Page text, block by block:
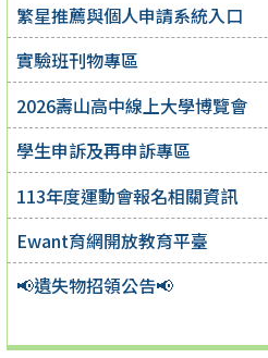
繁星推薦與個人申請系統入口
實驗班刊物專區
2026壽山高中線上大學博覽會
學生申訴及再申訴專區
113年度運動會報名相關資訊
Ewant育網開放教育平臺
📢遺失物招領公告📢